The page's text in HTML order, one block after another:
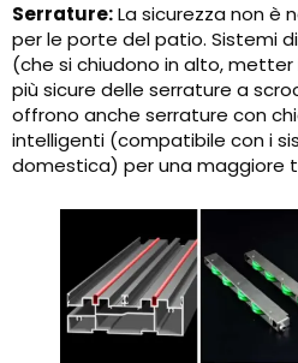
Serrature:La sicurezza non è
per le porte del patio. Sistemi
(che si chiudono in alto,
più sicure delle serrature a
offrono anche serrature con
intelligenti (compatibile con i
domestica) per una maggiore